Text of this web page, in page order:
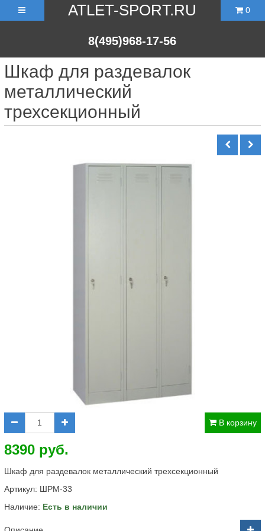
ATLET-SPORT.RU
8(495)968-17-56
0
Шкаф для раздевалок
металлический
трехсекционный
В корзину
8390 руб.
Шкаф для раздевалок металлический трехсекционный
Артикул: ШРМ-33
Наличие: Есть в наличии